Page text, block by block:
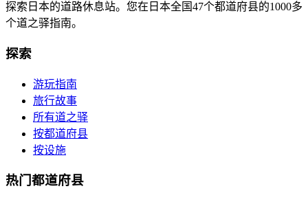
探索日本的道路休息站。您在日本全国47个都道府县的1000多
个道之驿指南。
探索
游玩指南
旅行故事
所有道之驿
按都道府县
按设施
热门都道府县